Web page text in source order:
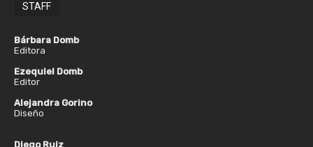
STAFF
Bárbara Domb
Editora
Ezequiel Domb
Editor
Alejandra Gorino
Diseño
Diego Ruiz